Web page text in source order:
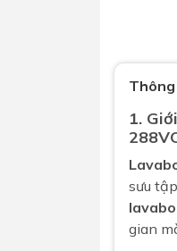
Nắp điện
1.
sưu
gian